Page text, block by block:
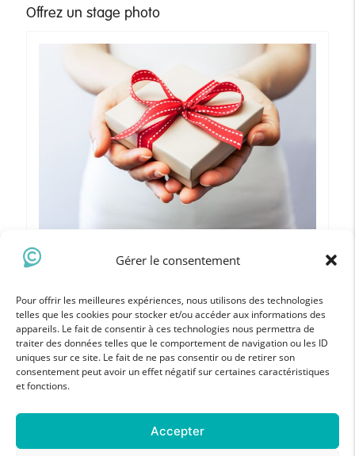
Gérer le consentement
Pour offrir les meilleures expériences, nous utilisons des technologies
telles que les cookies pour stocker et/ou accéder aux informations des
appareils. Le fait de consentir à ces technologies nous permettra de
traiter des données telles que le comportement de navigation ou les ID
uniques sur ce site. Le fait de ne pas consentir ou de retirer son
consentement peut avoir un effet négatif sur certaines caractéristiques
et fonctions.
Accepter
Offrez un stage photo
STAGE DU MOMENT
STAGE PHOTO EN STUDIO | NANTES
80€